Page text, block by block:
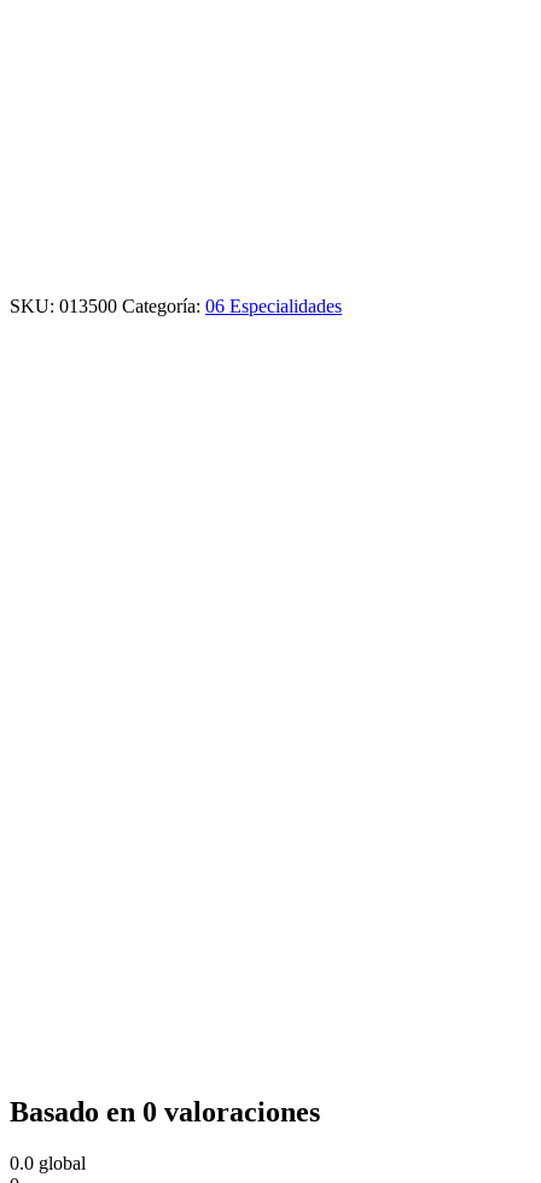
SKU: 013500 Categoría: 06 Especialidades
Basado en 0 valoraciones
0.0 global